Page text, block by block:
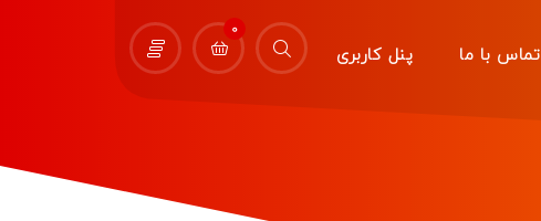
تماس با ما پنل کاربری
0